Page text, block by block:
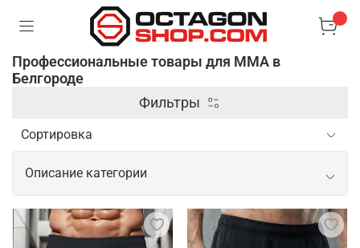
Профессиональные товары для ММА в
Белгороде
Фильтры
Описание категории
Профессиональные товары для ММА
Спортивные товары для ММА включают широкий